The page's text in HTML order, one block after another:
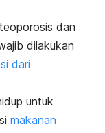
dan
dilakukan
dari
untuk
makanan